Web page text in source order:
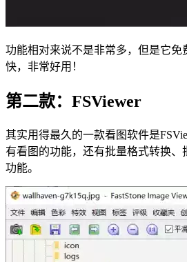
功能相对来说不是非常多，但是它免
快，非常好用！
第二款：FSViewer
其实用得最久的一款看图软件是
有看图的功能，还有批量格式转换、
功能。